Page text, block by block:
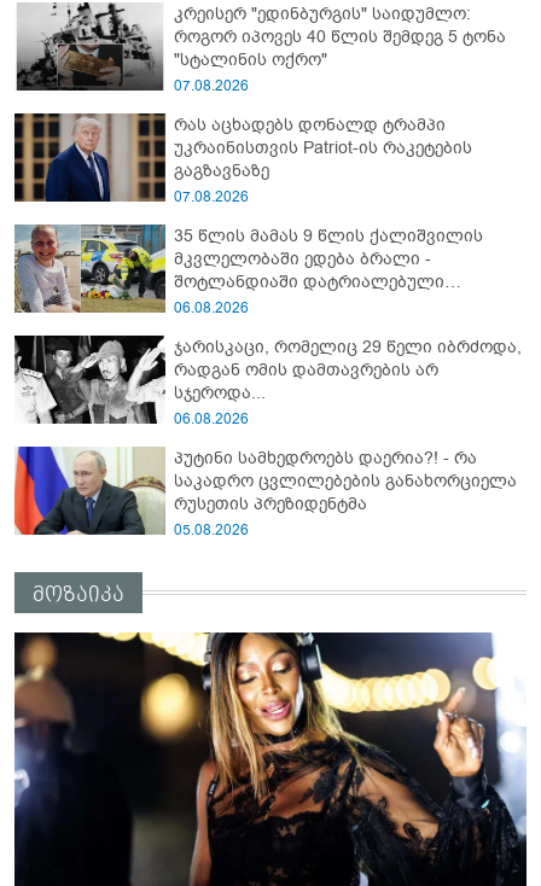
კრეისერ "ედინბურგის" საიდუმლო:
როგორ იპოვეს 40 წლის შემდეგ 5 ტონა
"სტალინის ოქრო"
07.08.2026
რას აცხადებს დონალდ ტრამპი
უკრაინისთვის Patriot-ის რაკეტების
გაგზავნაზე
07.08.2026
35 წლის მამას 9 წლის ქალიშვილის
მკვლელობაში ედება ბრალი -
შოტლანდიაში დატრიალებული
ტრაგედიის დეტალები
06.08.2026
ჯარისკაცი, რომელიც 29 წელი იბრძოდა,
რადგან ომის დამთავრების არ
სჯეროდა...
06.08.2026
პუტინი სამხედროებს დაერია?! - რა
საკადრო ცვლილებების განახორციელა
რუსეთის პრეზიდენტმა
05.08.2026
მოზაიკა